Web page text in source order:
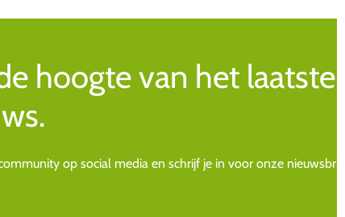
hoogte van het laatste
op social media en schrijf je in voor onze nieuwsbrief.